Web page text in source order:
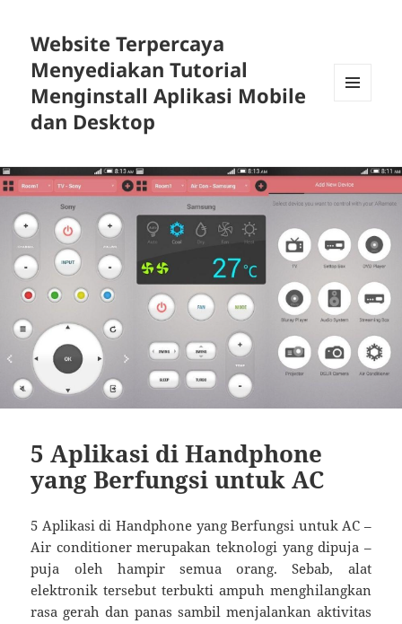
Website Terpercaya
Menyediakan Tutorial
Menginstall Aplikasi Mobile
dan Desktop
5 Aplikasi di Handphone
yang Berfungsi untuk AC
5 Aplikasi di Handphone yang Berfungsi untuk AC –
Air conditioner merupakan teknologi yang dipuja –
puja oleh hampir semua orang. Sebab, alat
elektronik tersebut terbukti ampuh menghilangkan
rasa gerah dan panas sambil menjalankan aktivitas